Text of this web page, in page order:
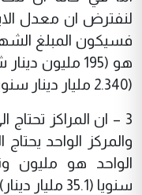
لنفترض ان معدل
فسيكون المبلغ
هو (195 مليون
(2.340 مليار دينار سنويا) وهي مبالغ ضخمة.
3 – ان المراكز
الواحد هو مليون
سنويا (35.1 مليار دينار).